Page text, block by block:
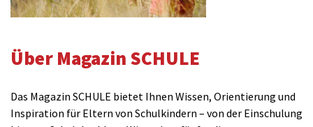
Über Magazin SCHULE
Das Magazin SCHULE bietet Ihnen Wissen, Orientierung und
Inspiration für Eltern von Schulkindern – von der Einschulung